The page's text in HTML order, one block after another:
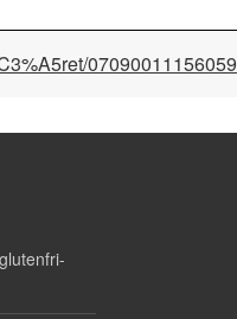
07090011156059